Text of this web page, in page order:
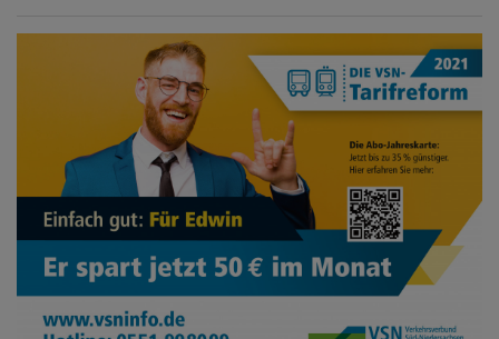
Nachtbusse
Tarifgutachten
Niedersächsisches Nahverkehrsgesetz (NNVG)
Verbandsordnung
Verbandsversammlung